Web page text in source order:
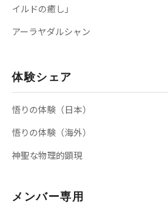
イルドの癒し」
アーラヤダルシャン
体験シェア
悟りの体験（日本）
悟りの体験（海外）
神聖な物理的顕現
メンバー専用